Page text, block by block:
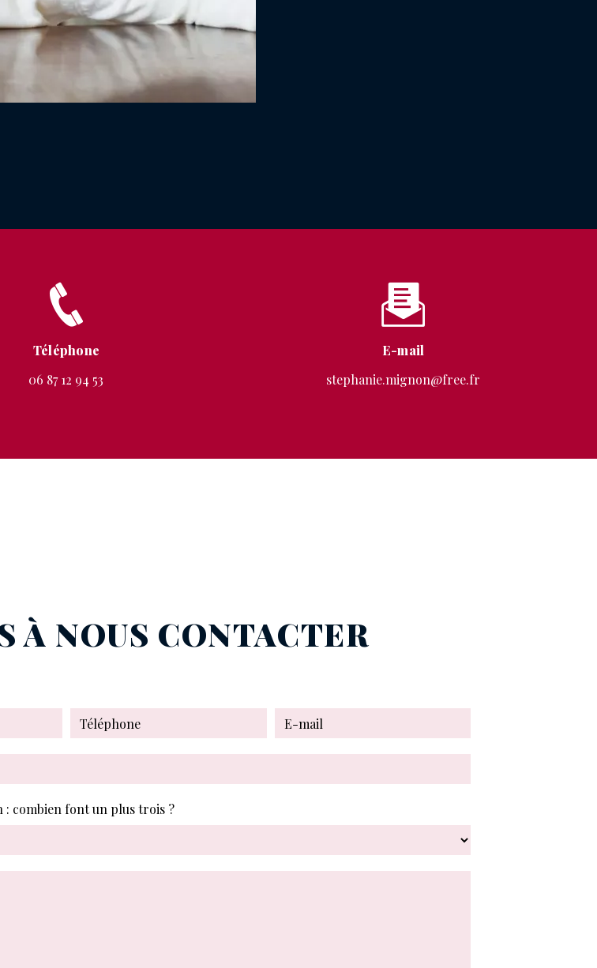
Téléphone
06 87 12 94 53
E-mail
stephanie.mignon@free.fr
À NOUS CONTACTER
: combien font un plus trois ?